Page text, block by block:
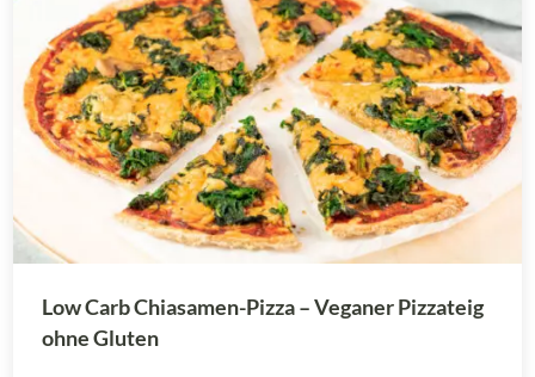
Low Carb Chiasamen-Pizza – Veganer Pizzateig
ohne Gluten